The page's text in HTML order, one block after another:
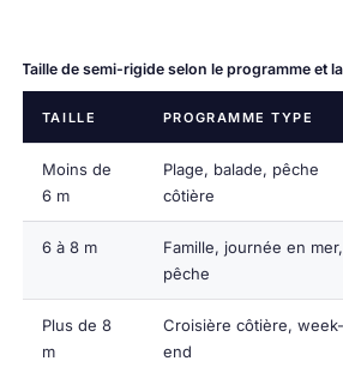
Taille de semi-rigide selon le programme et
TAILLE PROGRAMME TYPE
Moins de
6 m
Plage, balade, pêche
côtière
6 à 8 m
Famille, journée en mer,
pêche
Plus de 8
m
Croisière côtière, week-
end